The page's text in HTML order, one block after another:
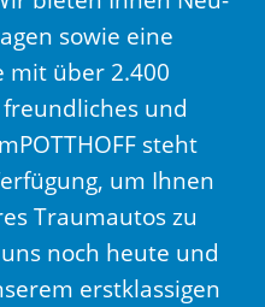
sowie eine
mit über 2.400
und
steht
um Ihnen
Traumautos zu
noch heute und
erstklassigen